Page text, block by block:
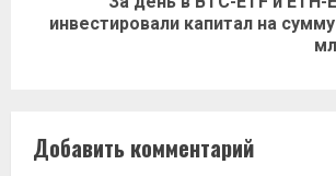
Следующая
инвестировали капитал на сумму
Добавить комментарий